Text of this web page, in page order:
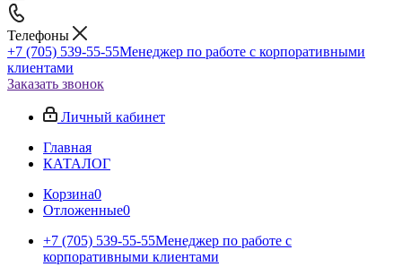
Телефоны
+7 (705) 539-55-55Менеджер по работе с корпоративными
клиентами
Заказать звонок
Личный кабинет
Главная
КАТАЛОГ
Корзина0
Отложенные0
+7 (705) 539-55-55Менеджер по работе с
корпоративными клиентами